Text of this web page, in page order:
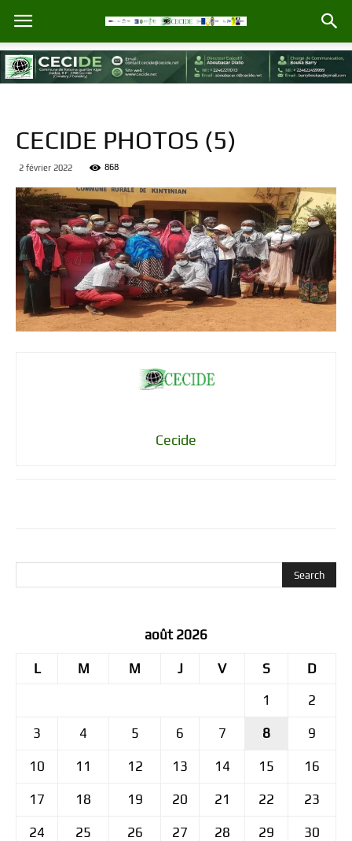
CECIDE PHOTOS (5)
2 février 2022 868
Cecide
août 2026
L M M J V S
D
1
2
3 4 5 6 7 8 9
10 11 12 13 14 15 16
17 18 19 20 21 22 23
24 25 26 27 28 29 30